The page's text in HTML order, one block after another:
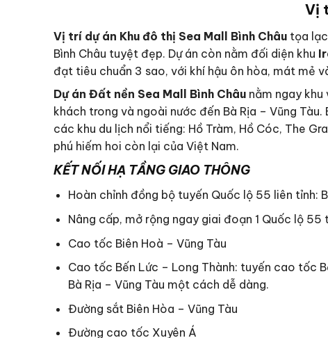
Vị
Vị trí dự án Khu đô thị Sea Mall Bình Châu tọa
Bình Châu tuyệt đẹp. Dự án còn nằm đối diện khu
đạt tiêu chuẩn 3 sao, với khí hậu ôn hòa, mát mẻ
Dự án Đất nền Sea Mall Bình Châu nằm ngay
khách trong và ngoài nước đến Bà Rịa – Vũng
các khu du lịch nổi tiếng: Hồ Tràm, Hồ Cóc, The
phú hiếm hoi còn lại của Việt Nam.
KẾT NỐI HẠ TẦNG GIAO THÔNG
Hoàn chỉnh đồng bộ tuyến Quốc lộ 55 liên tỉnh:
Nâng cấp, mở rộng ngay giai đoạn 1 Quốc lộ
Cao tốc Biên Hoà – Vũng Tàu
Cao tốc Bến Lức – Long Thành: tuyến cao tốc
Bà Rịa – Vũng Tàu một cách dễ dàng.
Đường sắt Biên Hòa – Vũng Tàu
Đường cao tốc Xuyên Á